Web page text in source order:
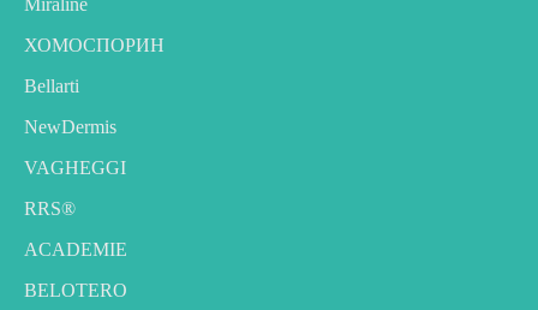
Miraline
ХОМОСПОРИН
Bellarti
NewDermis
VAGHEGGI
RRS®
ACADEMIE
BELOTERO